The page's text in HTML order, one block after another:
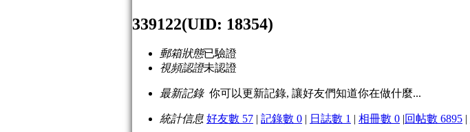
339122(UID: 18354)
郵箱狀態已驗證
視頻認證未認證
最新記錄 你可以更新記錄, 讓好友們知道你在做什麼...
統計信息 好友數 57 | 記錄數 0 | 日誌數 1 | 相冊數 0 |回帖數 6895 |